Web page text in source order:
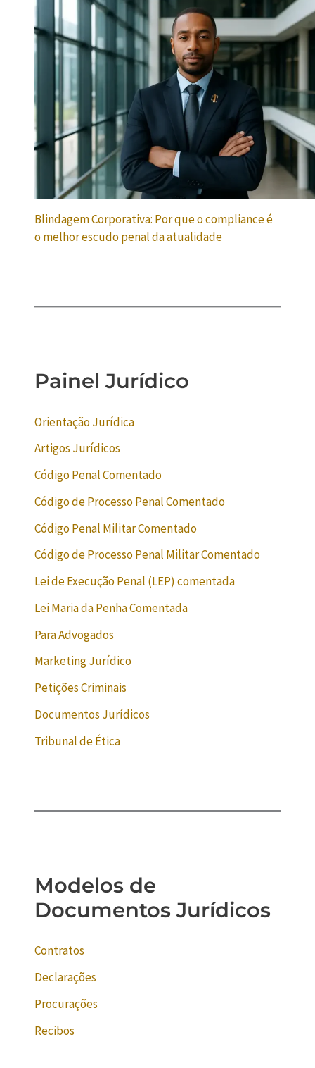
Blindagem Corporativa: Por que o compliance é
o melhor escudo penal da atualidade
Painel Jurídico
Orientação Jurídica
Artigos Jurídicos
Código Penal Comentado
Código de Processo Penal Comentado
Código Penal Militar Comentado
Código de Processo Penal Militar Comentado
Lei de Execução Penal (LEP) comentada
Lei Maria da Penha Comentada
Para Advogados
Marketing Jurídico
Petições Criminais
Documentos Jurídicos
Tribunal de Ética
Modelos de
Documentos Jurídicos
Contratos
Declarações
Procurações
Recibos